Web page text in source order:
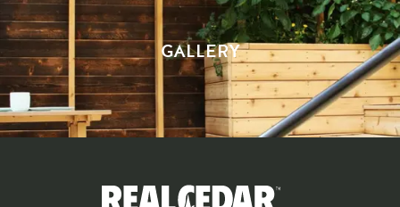
GALLERY